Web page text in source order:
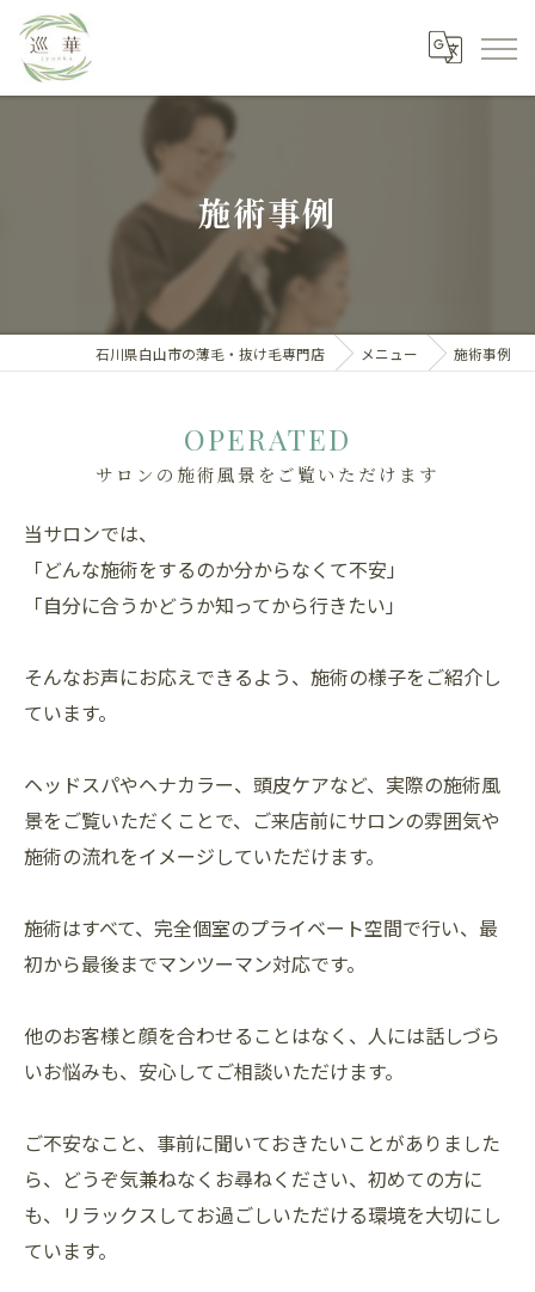
施術事例
石川県白山市の薄毛・抜け毛専門店 メニュー 施術事例
OPERATED
サロンの施術風景をご覧いただけます
当サロンでは、
「どんな施術をするのか分からなくて不安」
「自分に合うかどうか知ってから行きたい」
そんなお声にお応えできるよう、施術の様子をご紹介し
ています。
ヘッドスパやヘナカラー、頭皮ケアなど、実際の施術風
景をご覧いただくことで、ご来店前にサロンの雰囲気や
施術の流れをイメージしていただけます。
施術はすべて、完全個室のプライベート空間で行い、最
初から最後までマンツーマン対応です。
他のお客様と顔を合わせることはなく、人には話しづら
いお悩みも、安心してご相談いただけます。
ご不安なこと、事前に聞いておきたいことがありました
ら、どうぞ気兼ねなくお尋ねください、初めての方に
も、リラックスしてお過ごしいただける環境を大切にし
ています。